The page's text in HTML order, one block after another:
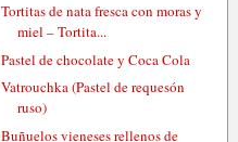
Tortitas de nata fresca con moras y
miel – Tortita...
Pastel de chocolate y Coca Cola
Vatrouchka (Pastel de requesón
ruso)
Buñuelos vieneses rellenos de